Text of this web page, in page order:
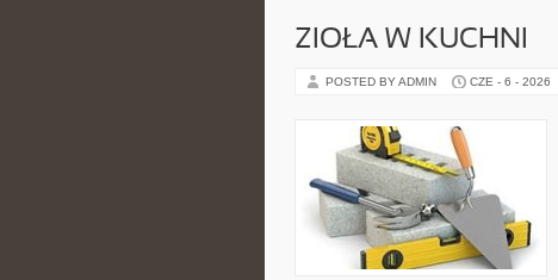
ZIOŁA W KUCHNI
POSTED BY ADMIN CZE - 6 - 2026